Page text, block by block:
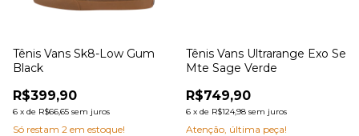
Tênis Vans Sk8-Low Gum
Black
R$399,90
6 x de R$66,65 sem juros
Só restam 2 em estoque!
Tênis Vans Ultrarange Exo Se
Mte Sage Verde
R$749,90
6 x de R$124,98 sem juros
Atenção, última peça!